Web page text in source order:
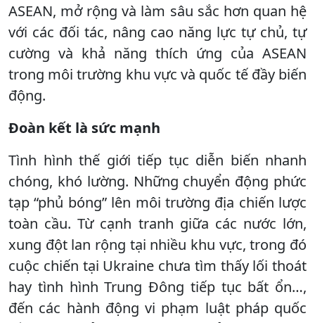
ASEAN, mở rộng và làm sâu sắc hơn quan hệ
với các đối tác, nâng cao năng lực tự chủ, tự
cường và khả năng thích ứng của ASEAN
trong môi trường khu vực và quốc tế đầy biến
động.
Đoàn kết là sức mạnh
Tình hình thế giới tiếp tục diễn biến nhanh
chóng, khó lường. Những chuyển động phức
tạp “phủ bóng” lên môi trường địa chiến lược
toàn cầu. Từ cạnh tranh giữa các nước lớn,
xung đột lan rộng tại nhiều khu vực, trong đó
cuộc chiến tại Ukraine chưa tìm thấy lối thoát
hay tình hình Trung Đông tiếp tục bất ổn…,
đến các hành động vi phạm luật pháp quốc